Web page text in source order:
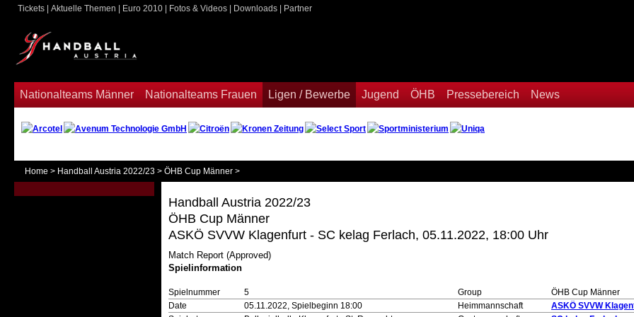
Nationalteams Männer Nationalteams Frauen Ligen / Bewerbe Jugend ÖHB Pressebereich News
Tickets Aktuelle Themen Euro 2010 Fotos & Videos Downloads Partner
Home > Handball Austria 2022/23 > ÖHB Cup Männer >
Handball Austria 2022/23
ÖHB Cup Männer
ASKÖ SVVW Klagenfurt - SC kelag Ferlach, 05.11.2022, 18:00 Uhr
Match Report (Approved)
Spielinformation
Spielnummer 5 Group
ÖHB Cup Männer
Date
05.11.2022, Spielbeginn 18:00 Heimmannschaft
ASKÖ SVVW